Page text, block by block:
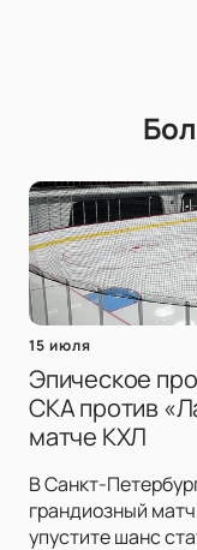
15 июля
Эпическое
СКА против
матче КХЛ
В Санкт-
грандиозный
упустите шанс